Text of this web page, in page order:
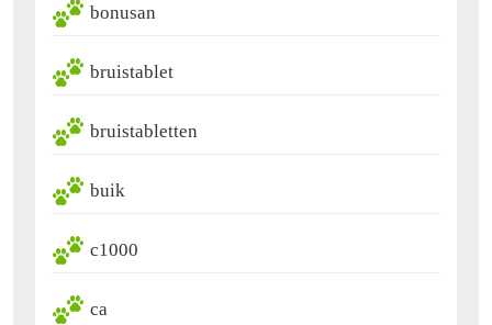
bonusan
bruistablet
bruistabletten
buik
c1000
ca